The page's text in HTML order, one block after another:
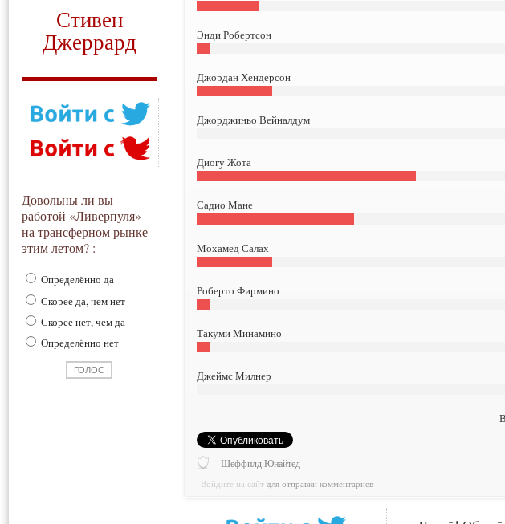
Стивен
Джеррард
Довольны ли вы
работой «Ливерпуля»
на трансферном рынке
этим летом? :
Определённо да
Скорее да, чем нет
Скорее нет, чем да
Определённо нет
Энди Робертсон
Джордан Хендерсон
Джорджиньо Вейналдум
Диогу Жота
Садио Мане
Мохамед Салах
Роберто Фирмино
Такуми Минамино
Джеймс Милнер
Шеффилд Юнайтед
Войдите на сайт для отправки комментариев